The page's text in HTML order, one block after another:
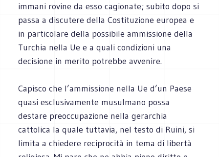
immani rovine da esso cagionate; subito dopo si
passa a discutere della Costituzione europea e
in particolare della possibile ammissione della
Turchia nella Ue e a quali condizioni una
decisione in merito potrebbe avvenire.
Capisco che l’ammissione nella Ue d’un Paese
quasi esclusivamente musulmano possa
destare preoccupazione nella gerarchia
cattolica la quale tuttavia, nel testo di Ruini, si
limita a chiedere reciprocità in tema di libertà